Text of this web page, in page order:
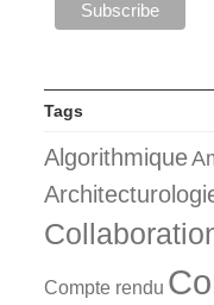
Tags
Algorithmique
Compte rendu